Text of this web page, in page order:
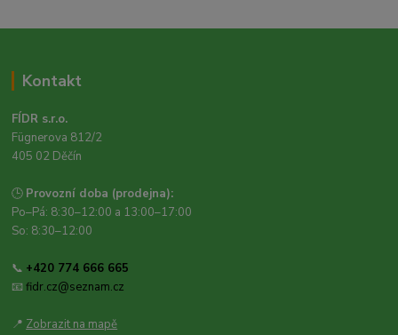
Kontakt
FÍDR s.r.o.
Fügnerova 812/2
405 02 Děčín
🕒 Provozní doba (prodejna):
Po–Pá: 8:30–12:00 a 13:00–17:00
So: 8:30–12:00
📞 +420 774 666 665
📧fidr.cz@seznam.cz
📍 Zobrazit na mapě